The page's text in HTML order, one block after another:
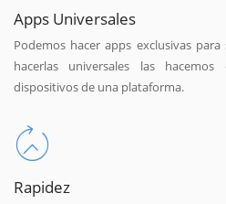
Apps Universales
Podemos hacer apps exclusivas
hacerlas universales las
dispositivos de una plataforma.
Rapidez